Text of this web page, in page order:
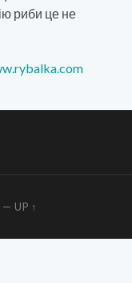
риби це не
— UP ↑